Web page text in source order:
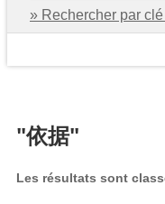
» Rechercher par clé
"依据"
Les résultats sont